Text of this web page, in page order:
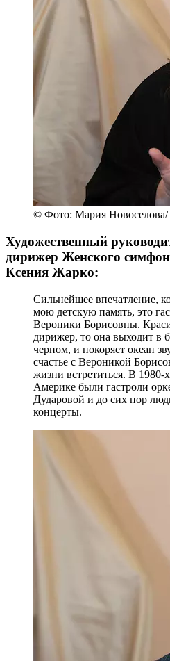
© Фото: Мария Новоселова/
Художественный
дирижер Женского
Ксения Жарко:
Сильнейшее впечатление,
мою детскую память, это
Вероники Борисовны.
дирижер, то она выходит в
черном, и покоряет океан
счастье с Вероникой
жизни встретиться. В 1980-
Америке были гастроли
Дударовой и до сих пор
концерты.